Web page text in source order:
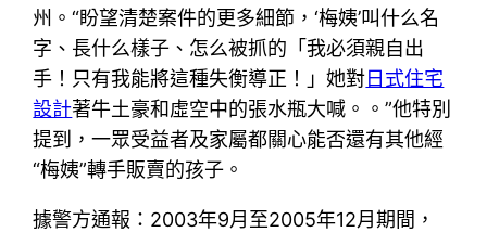
州。“盼望清楚案件的更多細節，‘梅姨’叫什么名
字、長什么樣子、怎么被抓的「我必須親自出
手！只有我能將這種失衡導正！」她對日式住宅
設計著牛土豪和虛空中的張水瓶大喊。。”他特別
提到，一眾受益者及家屬都關心能否還有其他經
“梅姨”轉手販賣的孩子。
據警方通報：2003年9月至2005年12月期間，